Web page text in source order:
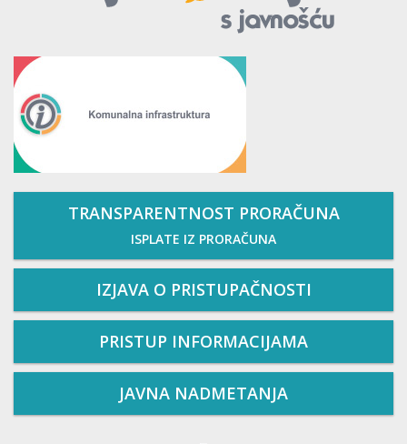
TRANSPARENTNOST PRORAČUNA
ISPLATE IZ PRORAČUNA
IZJAVA O PRISTUPAČNOSTI
PRISTUP INFORMACIJAMA
JAVNA NADMETANJA